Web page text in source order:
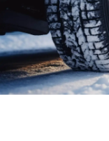
Bestel
Gratis bezorgd of
Seizoen: